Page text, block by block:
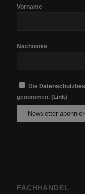
Vorname
Nachname
Die
genommen. (Link)
FACHHANDEL